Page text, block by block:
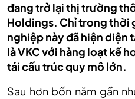
đang trở lại thị trường
Holdings. Chỉ trong thời
nghiệp này đã hiện diện
là VKC với hàng loạt kế
tái cấu trúc quy mô lớn.
Sau hơn bốn năm gần